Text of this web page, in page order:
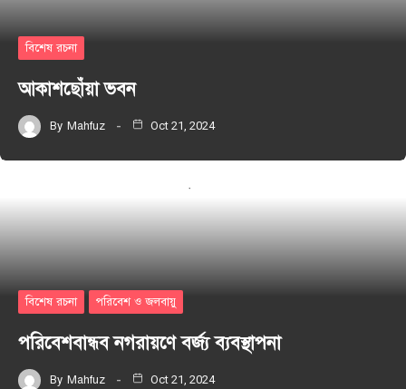
বিশেষ রচনা
আকাশছোঁয়া ভবন
By Mahfuz Oct 21, 2024
বিশেষ রচনা পরিবেশ ও জলবায়ু
পরিবেশবান্ধব নগরায়ণে বর্জ্য ব্যবস্থাপনা
By Mahfuz Oct 21, 2024